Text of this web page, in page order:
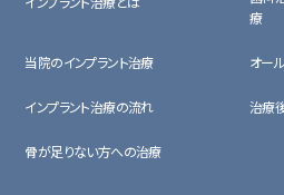
療
当院のインプラント治療 オー
インプラント治療の流れ 治療
骨が足りない方への治療